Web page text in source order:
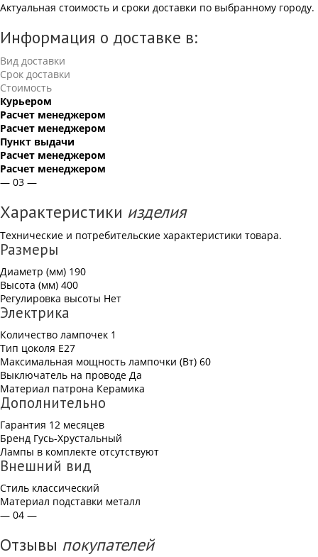
Актуальная стоимость и сроки доставки по выбранному городу.
Информация о доставке в:
Вид доставки
Срок доставки
Стоимость
Курьером
Расчет менеджером
Расчет менеджером
Пункт выдачи
Расчет менеджером
Расчет менеджером
— 03 —
Характеристики изделия
Технические и потребительские характеристики товара.
Размеры
Диаметр (мм) 190
Высота (мм) 400
Регулировка высоты Нет
Электрика
Количество лампочек 1
Тип цоколя E27
Максимальная мощность лампочки (Вт) 60
Выключатель на проводе Да
Материал патрона Керамика
Дополнительно
Гарантия 12 месяцев
Бренд Гусь-Хрустальный
Лампы в комплекте отсутствуют
Внешний вид
Стиль классический
Материал подставки металл
— 04 —
Отзывы покупателей